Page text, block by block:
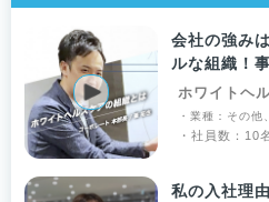
会社の強み
ルな組織！
ホワイトヘ
・業種：その他
・社員数：10
私の入社理